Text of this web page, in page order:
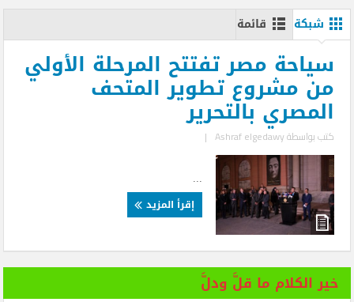
شبكة قائمة
سياحة مصر تفتتح المرحلة الأولي
من مشروع تطوير المتحف
المصري بالتحرير
كتب بواسطةAshraf elgedawy
|
إقرأ المزيد
خير الكلام ما قلَّ ودلَّ